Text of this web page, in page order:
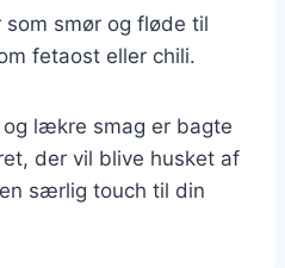
smør og fløde til
fetaost eller chili.
lækre smag er bagte
der vil blive husket af
særlig touch til din